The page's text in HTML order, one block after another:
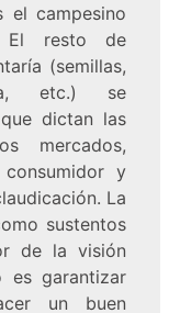
el campesino
El resto de
(semillas,
etc.) se
dictan las
mercados,
y
La
sustentos
de la visión
es garantizar
un buen